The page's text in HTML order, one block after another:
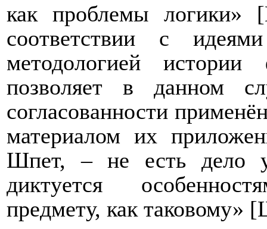
как проблемы логики»
соответствии с
методологией
позволяет в данном
согласованности
материалом их
Шпет, – не есть дело
диктуется
предмету, как таковому»